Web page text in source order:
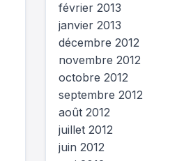
février 2013
janvier 2013
décembre 2012
novembre 2012
octobre 2012
septembre 2012
août 2012
juillet 2012
juin 2012